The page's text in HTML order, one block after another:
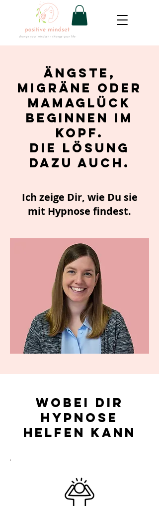
Ängste,
Migräne oder
MamaGlück
beginnen im
Kopf.
die Lösung
dazu auch.
Ich zeige Dir, wie Du sie
mit Hypnose findest.
Wobei Dir
Hypnose
helfen kann